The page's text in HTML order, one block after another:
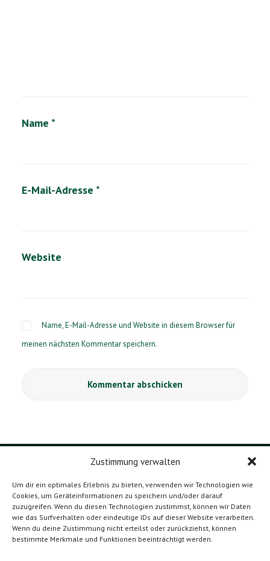
Zustimmung verwalten
Um dir ein optimales Erlebnis zu bieten, verwenden wir Technologien wie
Cookies, um Geräteinformationen zu speichern und/oder darauf
zuzugreifen. Wenn du diesen Technologien zustimmst, können wir Daten
wie das Surfverhalten oder eindeutige IDs auf dieser Website verarbeiten.
Wenn du deine Zustimmung nicht erteilst oder zurückziehst, können
bestimmte Merkmale und Funktionen beeinträchtigt werden.
Name *
E-Mail-Adresse *
Website
Name, E-Mail-Adresse und Website in diesem Browser für
meinen nächsten Kommentar speichern.
IMPRESSUM
KONTAKT
KREISVERBAND ROSENHEIM